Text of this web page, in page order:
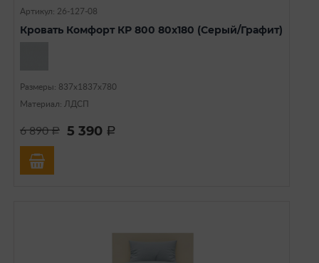
Артикул: 26-127-08
Кровать Комфорт КР 800 80х180 (Серый/Графит)
Размеры: 837х1837х780
Материал: ЛДСП
6 890a 5 390 a